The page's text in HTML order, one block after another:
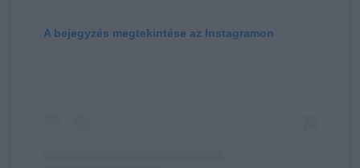
A bejegyzés megtekintése az Instagramon